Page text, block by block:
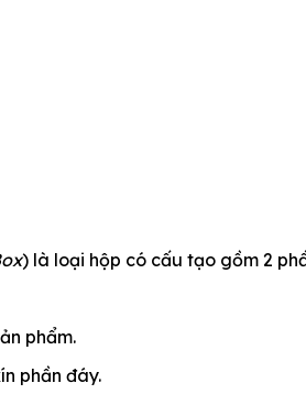
) là loại hộp có cấu tạo gồm 2
phẩm.
phần đáy.